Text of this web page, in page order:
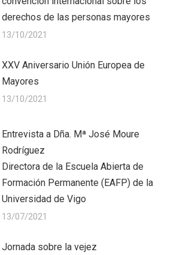
derechos de las personas mayores
13/10/2021
XXV Aniversario Unión Europea de
Mayores
13/10/2021
Entrevista a Dña. Mª José Moure
Rodríguez
Directora de la Escuela Abierta de
Formación Permanente (EAFP) de la
Universidad de Vigo
13/07/2021
Jornada sobre la vejez